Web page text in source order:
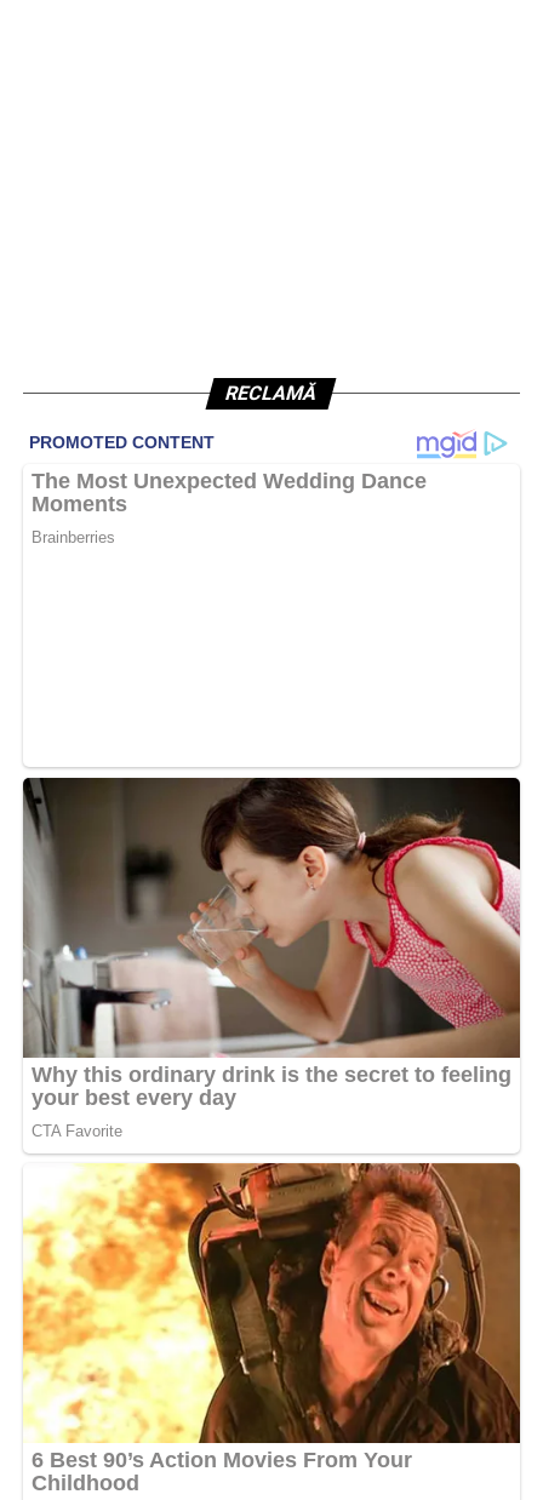
RECLAMĂ